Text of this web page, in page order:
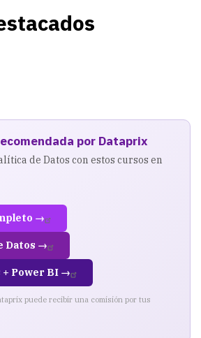
por Dataprix
de Datos con estos cursos en
→
Datos →
+ Power BI →
puede recibir una comisión por tus